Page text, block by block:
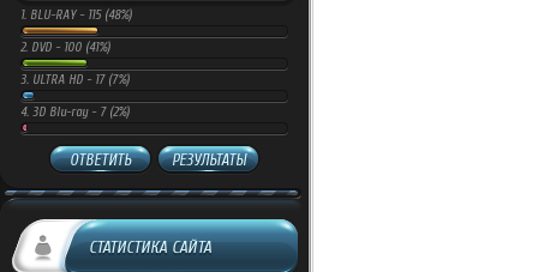
1. BLU-RAY - 115 (48%)
2. DVD - 100 (41%)
3. ULTRA HD - 17 (7%)
4. 3D Blu-ray - 7 (2%)
ОТВЕТИТЬ РЕЗУЛЬТАТЫ
СТАТИСТИКА САЙТА